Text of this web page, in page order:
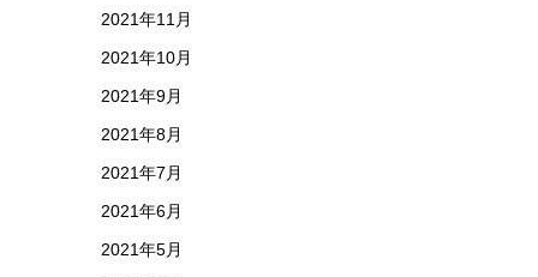
2021年11月
2021年10月
2021年9月
2021年8月
2021年7月
2021年6月
2021年5月